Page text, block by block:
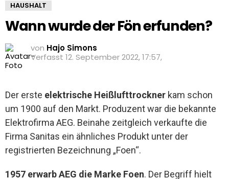
HAUSHALT
Wann wurde der Fön erfunden?
von Hajo Simons
12. September 2022, 17:57
Der erste elektrische Heißlufttrockner kam schon
um 1900 auf den Markt. Produzent war die bekannte
Elektrofirma AEG. Beinahe zeitgleich verkaufte die
Firma Sanitas ein ähnliches Produkt unter der
registrierten Bezeichnung „Foen“.
1957 erwarb AEG die Marke Foen. Der Begriff hielt